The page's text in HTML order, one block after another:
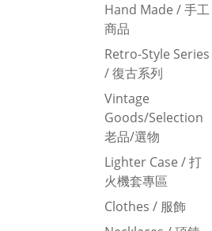
Hand Made / 手工
商品
Retro-Style Series
/ 復古系列
Vintage
Goods/Selection
老品/選物
Lighter Case / 打
火機套專區
Clothes / 服飾